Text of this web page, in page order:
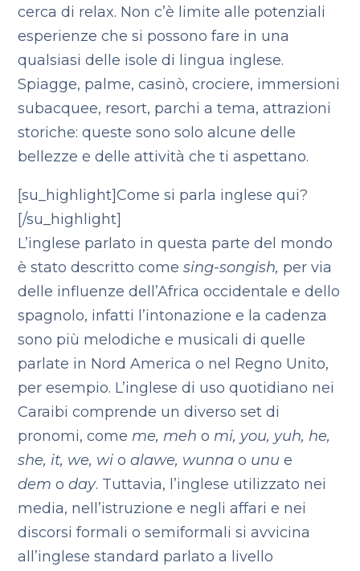
cerca di relax. Non c’è limite alle potenziali
esperienze che si possono fare in una
qualsiasi delle isole di lingua inglese.
Spiagge, palme, casinò, crociere, immersioni
subacquee, resort, parchi a tema, attrazioni
storiche: queste sono solo alcune delle
bellezze e delle attività che ti aspettano.
[su_highlight]Come si parla inglese qui?
[/su_highlight]
L’inglese parlato in questa parte del mondo
è stato descritto comesing-songish, per via
delle influenze dell’Africa occidentale e dello
spagnolo, infatti l’intonazione e la cadenza
sono più melodiche e musicali di quelle
parlate in Nord America o nel Regno Unito,
per esempio. L’inglese di uso quotidiano nei
Caraibi comprende un diverso set di
pronomi, come me, meh o mi, you, yuh, he,
she, it, we, wi o alawe, wunna o unu e
dem o day. Tuttavia, l’inglese utilizzato nei
media, nell’istruzione e negli affari e nei
discorsi formali o semiformali si avvicina
all’inglese standard parlato a livello